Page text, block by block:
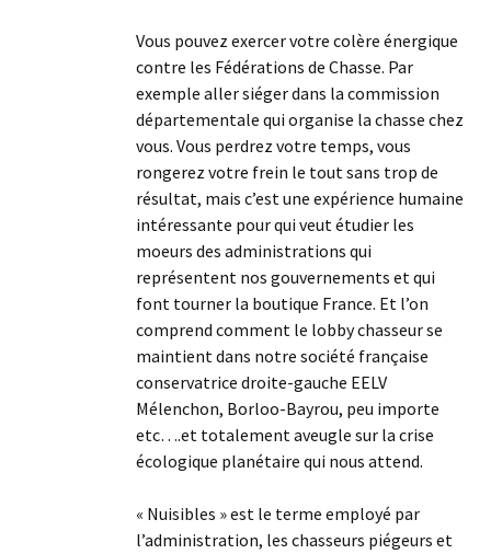
Vous pouvez exercer votre colère énergique
contre les Fédérations de Chasse. Par
exemple aller siéger dans la commission
départementale qui organise la chasse chez
vous. Vous perdrez votre temps, vous
rongerez votre frein le tout sans trop de
résultat, mais c’est une expérience humaine
intéressante pour qui veut étudier les
moeurs des administrations qui
représentent nos gouvernements et qui
font tourner la boutique France. Et l’on
comprend comment le lobby chasseur se
maintient dans notre société française
conservatrice droite-gauche EELV
Mélenchon, Borloo-Bayrou, peu importe
etc….et totalement aveugle sur la crise
écologique planétaire qui nous attend.
« Nuisibles » est le terme employé par
l’administration, les chasseurs piégeurs et